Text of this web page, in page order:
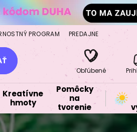
PROGRAM PREDAJNE
Obľúbené
Kreatívne
hmoty
Pomôcky
na
tvorenie